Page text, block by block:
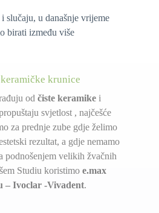
slučaju, u današnje vrijeme
birati između više
krunice
odčiste keramike i
svjetlost , najčešće
za prednje zube gdje želimo
rezultat, a gdje nemamo
podnošenjem velikih žvačnih
Studiu koristimoe.max
– Ivoclar -Vivadent.